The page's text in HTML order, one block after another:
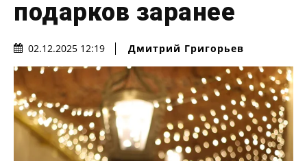
подарков заранее
02.12.2025 12:19 Дмитрий Григорьев